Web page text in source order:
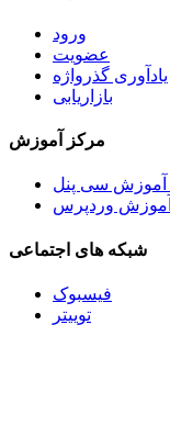
ورود
عضویت
یادآوری گذرواژه
بازاریابی
مرکز آموزش
شبکه های اجتماعی
فیسبوک
توییتر